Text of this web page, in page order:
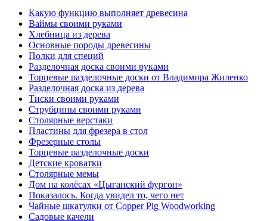
Какую функцию выполняет древесина
Ваймы своими руками
Хлебница из дерева
Основные породы древесины
Полки для специй
Разделочная доска своими руками
Торцевые разделочные доски от Владимира Жиленко
Разделочная доска из дерева
Тиски своими руками
Струбцины своими руками
Столярные верстаки
Пластины для фрезера в стол
Фрезерные столы
Торцевые разделочные доски
Детские кроватки
Столярные мемы
Дом на колёсах «Цыганский фургон»
Показалось. Когда увидел то, чего нет
Чайные шкатулки от Copper Pig Woodworking
Садовые качели